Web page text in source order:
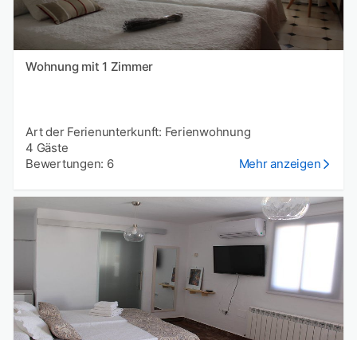
Wohnung mit 1 Zimmer
Art der Ferienunterkunft: Ferienwohnung
4 Gäste
Bewertungen: 6
Mehr anzeigen